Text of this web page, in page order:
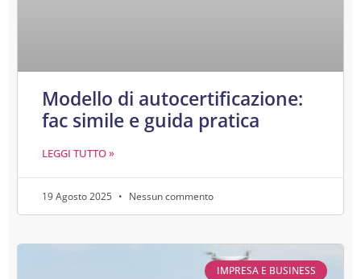
Modello di autocertificazione:
fac simile e guida pratica
LEGGI TUTTO »
19 Agosto 2025 Nessun commento
IMPRESA E BUSINESS